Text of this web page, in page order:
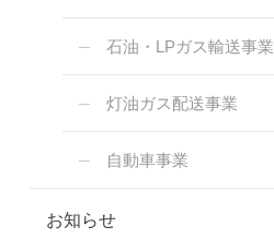
石油・LPガス輸送事業
灯油ガス配送事業
自動車事業
お知らせ